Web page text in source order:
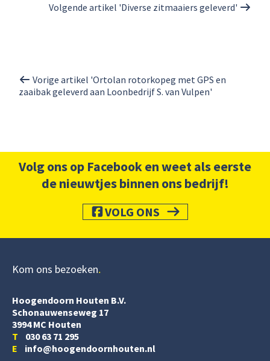
Volgende artikel 'Diverse zitmaaiers geleverd'
Vorige artikel 'Ortolan rotorkopeg met GPS en
zaaibak geleverd aan Loonbedrijf S. van Vulpen'
Volg ons op Facebook en weet als eerste
de nieuwtjes binnen ons bedrijf!
VOLG ONS
Kom ons bezoeken
Hoogendoorn Houten B.V.
Schonauwenseweg 17
3994 MC Houten
T 030 63 71 295
E info@hoogendoornhouten.nl